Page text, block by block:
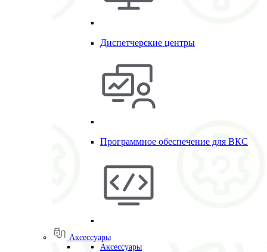
Диспетчерские центры
Программное обеспечение для ВКС
Аксессуары
Аксессуары